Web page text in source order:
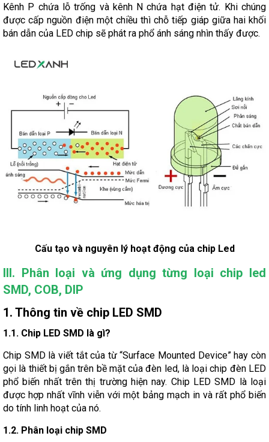
Kênh P chứa lỗ trống và kênh N chứa hạt điện tử. Khi chúng
được cấp nguồn điện một chiều thì chỗ tiếp giáp giữa hai khối
bán dẫn của LED chip sẽ phát ra phổ ánh sáng nhìn thấy được.
Cấu tạo và nguyên lý hoạt động của chip Led
III. Phân loại và ứng dụng từng loại chip led
SMD, COB, DIP
1. Thông tin về chip LED SMD
1.1. Chip LED SMD là gì?
Chip SMD là viết tắt của từ “Surface Mounted Device” hay còn
gọi là thiết bị gắn trên bề mặt của đèn led, là loại chip đèn LED
phổ biến nhất trên thị trường hiện nay. Chip LED SMD là loại
được hợp nhất vĩnh viễn với một bảng mạch in và rất phổ biến
do tính linh hoạt của nó.
1.2. Phân loại chip SMD